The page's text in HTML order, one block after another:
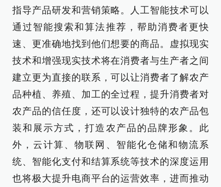
指导产品研发和营销策略。人工智能技术可以
通过智能搜索和算法推荐，帮助消费者更快
速、更准确地找到他们想要的商品。虚拟现实
技术和增强现实技术将在消费者与生产者之间
建立更为直接的联系，可以让消费者了解农产
品种植、养殖、加工的全过程，提升消费者对
农产品的信任度，还可以设计独特的农产品包
装和展示方式，打造农产品的品牌形象。此
外，云计算、物联网、智能化仓储和物流系
统、智能化支付和结算系统等技术的深度运用
也将极大提升电商平台的运营效率，进而推动